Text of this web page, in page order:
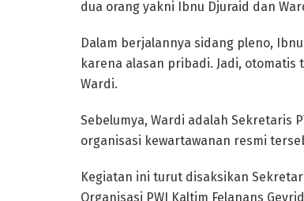
dua orang yakni Ibnu Djuraid dan
Dalam berjalannya sidang pleno,
karena alasan pribadi. Jadi, otomatis
Wardi.
Sebelumya, Wardi adalah Sekretaris
organisasi kewartawanan resmi
Kegiatan ini turut disaksikan
Organisasi PWI Kaltim Felanans